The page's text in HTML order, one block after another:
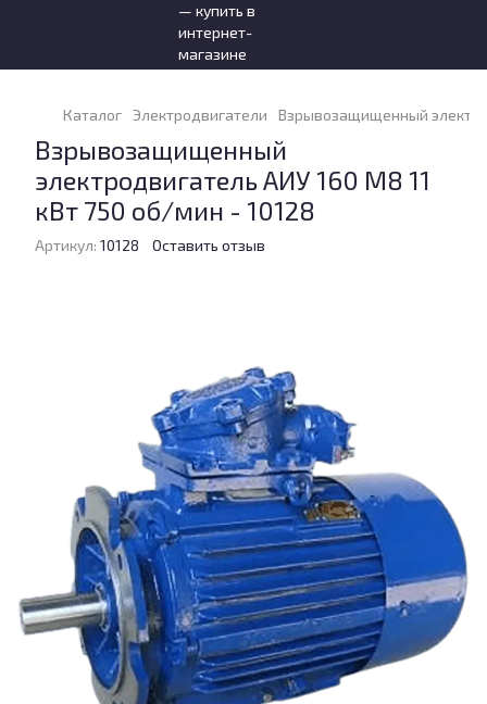
Каталог Электродвигатели Взрывозащищенный
Взрывозащищенный
электродвигатель АИУ 160 М8 11
кВт 750 об/мин - 10128
Артикул: 10128 Оставить отзыв